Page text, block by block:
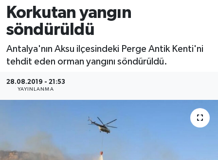
Korkutan yangın
söndürüldü
Antalya'nın Aksu ilçesindeki Perge Antik Kenti'ni
tehdit eden orman yangını söndürüldü.
28.08.2019 - 21:53
YAYINLANMA
Son Dakika Haberleri
Haber Arşivi